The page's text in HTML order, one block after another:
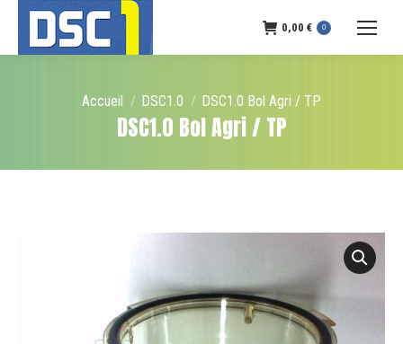
0,00 € 0
Vous êtes ici :
Accueil DSC1.0 DSC1.0 Bol Agri / TP
DSC1.0 Bol Agri / TP